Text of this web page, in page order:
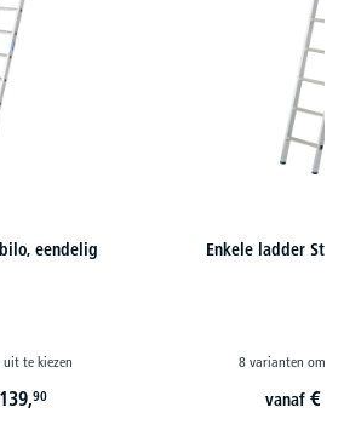
eendelig
te kiezen
139,90
Enkele ladder
8 varianten om
vanaf €